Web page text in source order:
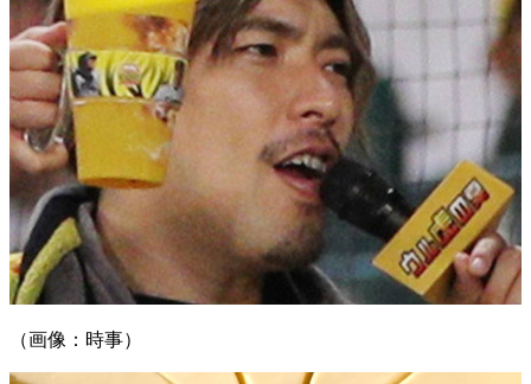
（画像：時事）